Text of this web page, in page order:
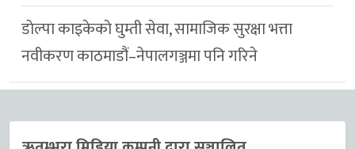
डाेल्पा काइकेकाे घुम्ती सेवा, सामाजिक सुरक्षा भत्ता
नवीकरण काठमाडौं–नेपालगञ्जमा पनि गरिने